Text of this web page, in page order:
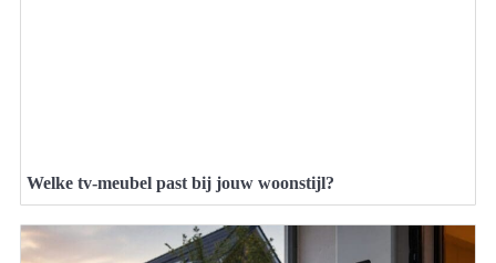
Welke tv-meubel past bij jouw woonstijl?